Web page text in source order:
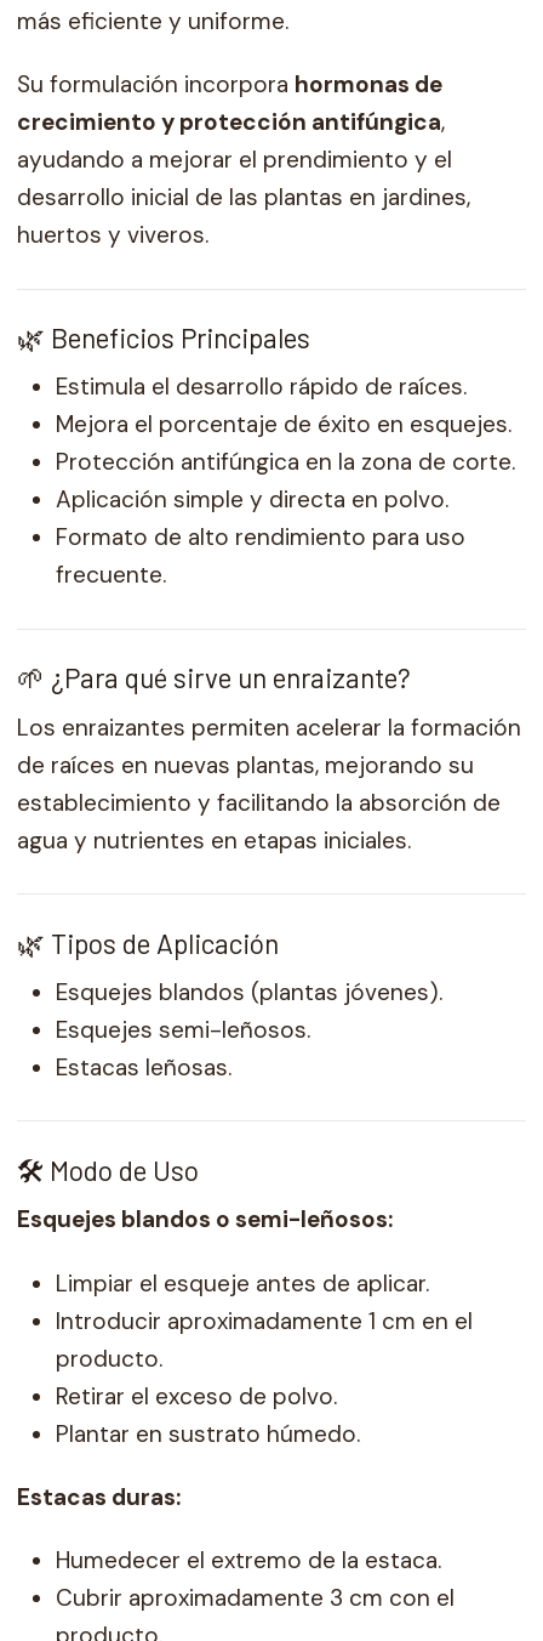
más eficiente y uniforme.
Su formulación incorpora hormonas de
crecimiento y protección antifúngica,
ayudando a mejorar el prendimiento y el
desarrollo inicial de las plantas en jardines,
huertos y viveros.
🌿 Beneficios Principales
Estimula el desarrollo rápido de raíces.
Mejora el porcentaje de éxito en esquejes.
Protección antifúngica en la zona de corte.
Aplicación simple y directa en polvo.
Formato de alto rendimiento para uso
frecuente.
🌱 ¿Para qué sirve un enraizante?
Los enraizantes permiten acelerar la formación
de raíces en nuevas plantas, mejorando su
establecimiento y facilitando la absorción de
agua y nutrientes en etapas iniciales.
🌿 Tipos de Aplicación
Esquejes blandos (plantas jóvenes).
Esquejes semi-leñosos.
Estacas leñosas.
🛠️ Modo de Uso
Esquejes blandos o semi-leñosos:
Limpiar el esqueje antes de aplicar.
Introducir aproximadamente 1 cm en el
producto.
Retirar el exceso de polvo.
Plantar en sustrato húmedo.
Estacas duras:
Humedecer el extremo de la estaca.
Cubrir aproximadamente 3 cm con el